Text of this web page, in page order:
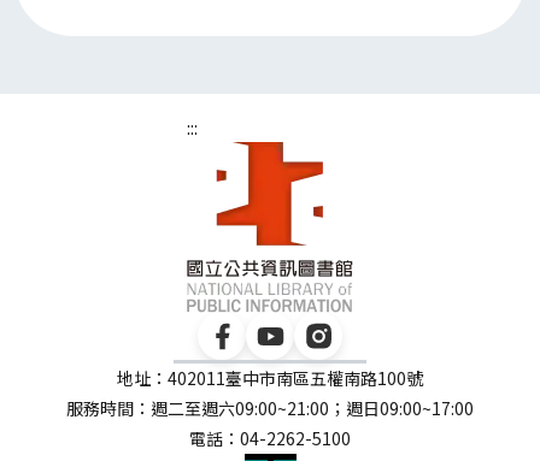
:::
地址：402011臺中市南區五權南路100號
服務時間：週二至週六09:00~21:00；週日09:00~17:00
電話：04-2262-5100